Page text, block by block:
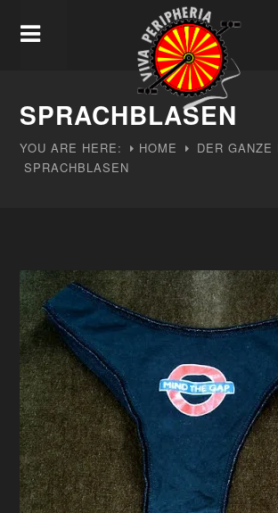
SPRACHBLASEN
YOU ARE HERE: HOME DER GANZE
SPRACHBLASEN